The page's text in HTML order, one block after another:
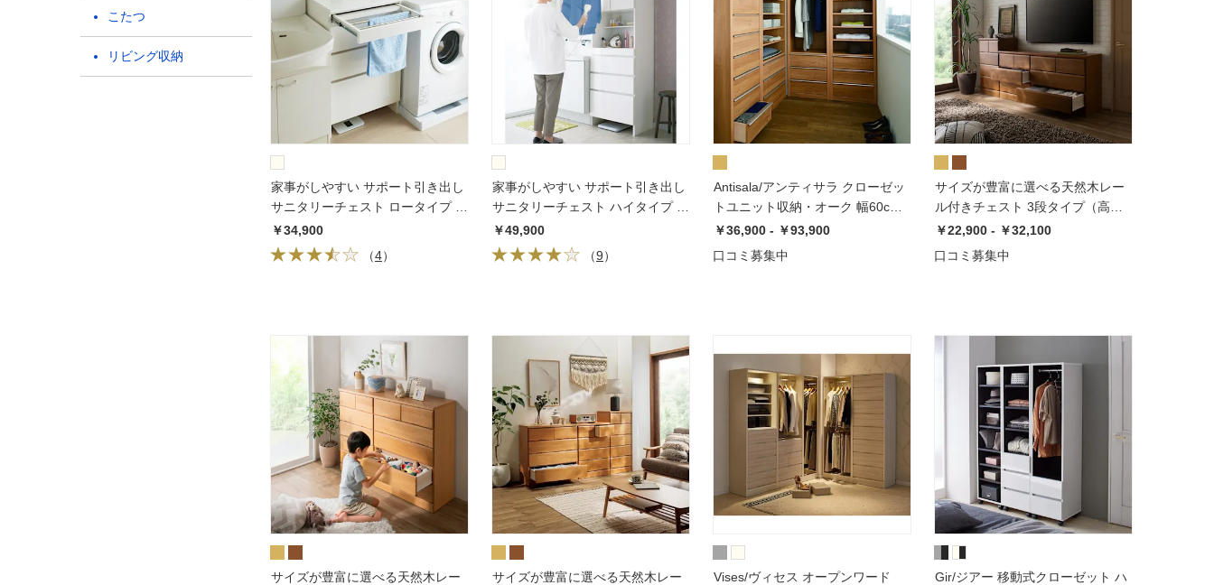
こたつ
リビング収納
家事がしやすい サポート引き出し
サニタリーチェスト ロータイプ 幅
60.5cm
￥34,900
（4）
家事がしやすい サポート引き出し
サニタリーチェスト ハイタイプ 幅
60.5cm
￥49,900
（9）
Antisala/アンティサラ クローゼッ
トユニット収納・オーク 幅60cm
オープン棚＆チェスト
￥36,900 - ￥93,900
口コミ募集中
サイズが豊富に選べる天然木レー
ル付きチェスト 3段タイプ（高さ
67cm）【幅45cm/幅60cm/幅
80cm】
￥22,900 - ￥32,100
口コミ募集中
サイズが豊富に選べる天然木レー
サイズが豊富に選べる天然木レー
Vises/ヴィセス オープンワード
Gir/ジアー 移動式クローゼット ハ